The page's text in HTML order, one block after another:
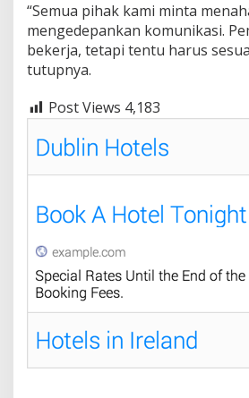
“Semua pihak kami minta
mengedepankan komunikasi.
bekerja, tetapi tentu harus
tutupnya.
Post Views 4,183